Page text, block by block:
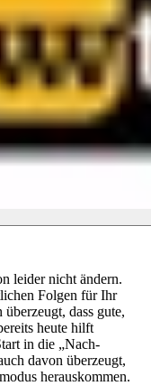
leider nicht ändern.
Folgen für Ihr
dass gute,
heute hilft
in die „Nach-
davon überzeugt,
herauskommen.